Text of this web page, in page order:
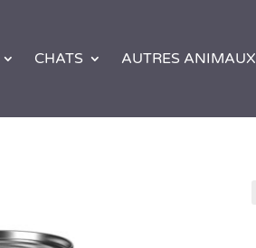
CHATS AUTRES ANIMAUX